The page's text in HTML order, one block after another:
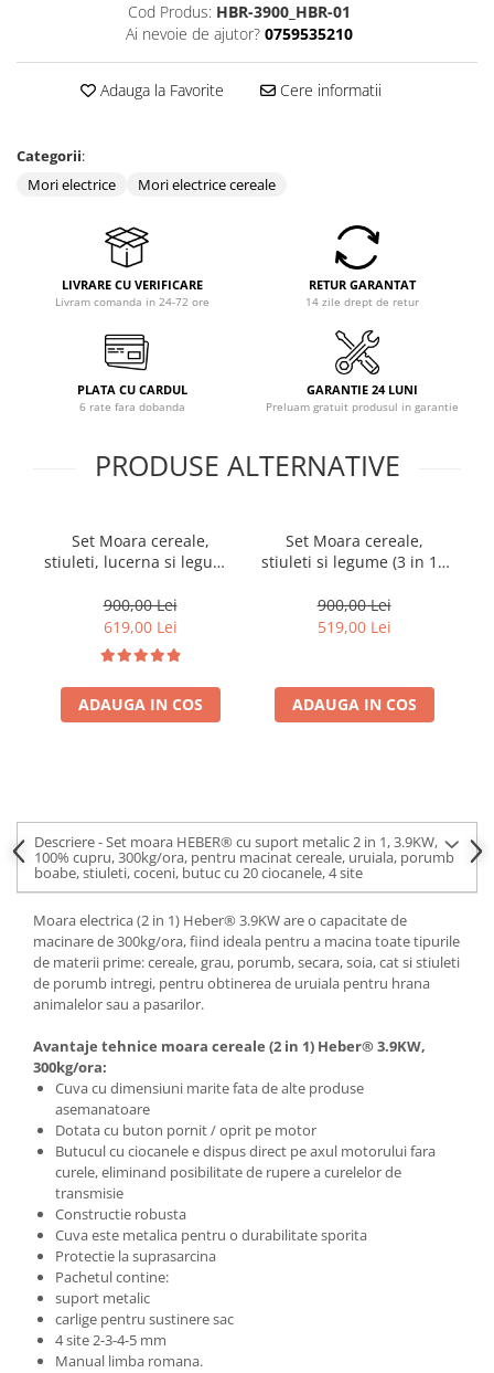
Chiuvete
Baterii de bucatarie
Robineti
Betoniere si vibratoare beton
Accesorii beton
Betoniere
Generatoare
Motocultoare
Convectoare si aeroterme electrice
Cod Produs: HBR-3900_HBR-01
Ai nevoie de ajutor? 0759535210
Adauga la Favorite Cere informatii
Categorii:
Mori electrice
Mori electrice cereale
LIVRARE CU VERIFICARE
Livram comanda in 24-72 ore
RETUR GARANTAT
14 zile drept de retur
PLATA CU CARDUL
6 rate fara dobanda
GARANTIE 24 LUNI
Preluam gratuit produsul in garantie
PRODUSE ALTERNATIVE
Set Moara cereale,
stiuleti, lucerna si legume
300Kg/Ora, cu ciocanele +
razatoare + cutite +
suport
900,00 Lei
619,00 Lei
ADAUGA IN COS
Set Moara cereale,
stiuleti si legume (3 in 1),
300Kg/Ora, + suport din
metal
900,00 Lei
519,00 Lei
ADAUGA IN COS
Descriere - Set moara HEBER® cu suport metalic 2 in 1, 3.9KW,
100% cupru, 300kg/ora, pentru macinat cereale, uruiala, porumb
boabe, stiuleti, coceni, butuc cu 20 ciocanele, 4 site
Moara electrica (2 in 1) Heber® 3.9KW are o capacitate de
macinare de 300kg/ora, fiind ideala pentru a macina toate tipurile
de materii prime: cereale, grau, porumb, secara, soia, cat si stiuleti
de porumb intregi, pentru obtinerea de uruiala pentru hrana
animalelor sau a pasarilor.
Avantaje tehnice moara cereale (2 in 1) Heber®3.9KW,
300kg/ora:
Cuva cu dimensiuni marite fata de alte produse
asemanatoare
Dotata cu buton pornit / oprit pe motor
Butucul cu ciocanele e dispus direct pe axul motorului fara
curele, eliminand posibilitate de rupere a curelelor de
transmisie
Constructie robusta
Cuva este metalica pentru o durabilitate sporita
Protectie la suprasarcina
Pachetul contine:
suport metalic
carlige pentru sustinere sac
4 site 2-3-4-5 mm
Manual limba romana.